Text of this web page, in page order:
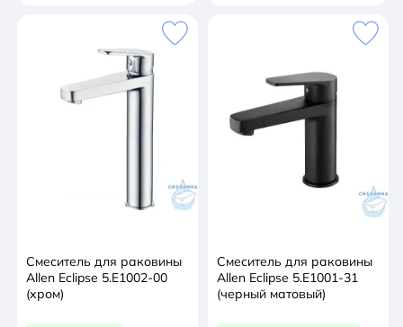
Смеситель для раковины
Allen Eclipse 5.E1002-00
(хром)
Смеситель для раковины
Allen Eclipse 5.E1001-31
(черный матовый)